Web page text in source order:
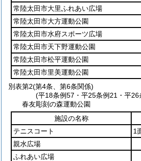
常陸太田市大里ふれあい広場
常陸太田市大方運動公園
常陸太田市水府スポーツ広場
常陸太田市天下野運動公園
常陸太田市松平運動公園
常陸太田市里美運動公園
別表第2(第4条、第6条関係)
(平18条例57・平25条例21・平
春友彫刻の森運動公園
施設の名称
テニスコート
1
親水広場
ふれあい広場